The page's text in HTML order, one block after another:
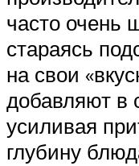
часто очень
стараясь
на свои
добавляют в
усиливая
глубину